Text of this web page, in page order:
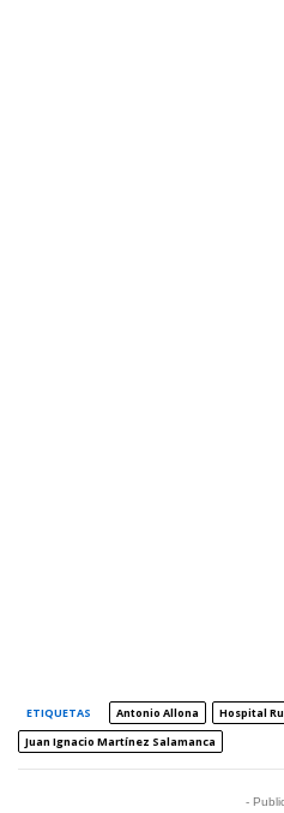
ETIQUETAS Antonio Allona
Hospital
Juan Ignacio Martínez Salamanca
-